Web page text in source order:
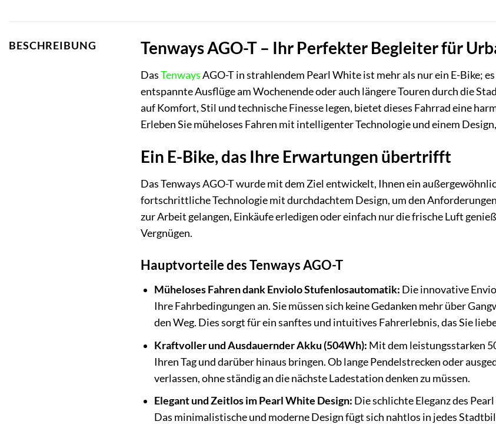
BESCHREIBUNG Tenways AGO-T – Ihr Perfekter Begleiter für
DasTenwaysAGO-T in strahlendem Pearl White ist mehr als nur ein E-Bike;
entspannte Ausflüge am Wochenende oder auch längere Touren durch die
auf Komfort, Stil und technische Finesse legen, bietet dieses Fahrrad eine
Erleben Sie müheloses Fahren mit intelligenter Technologie und einem
Ein E-Bike, das Ihre Erwartungen übertrifft
Das Tenways AGO-T wurde mit dem Ziel entwickelt, Ihnen ein
fortschrittliche Technologie mit durchdachtem Design, um den
zur Arbeit gelangen, Einkäufe erledigen oder einfach nur die frische Luft
Vergnügen.
Hauptvorteile des Tenways AGO-T
Müheloses Fahren dank Enviolo Stufenlosautomatik: Die innovative
Ihre Fahrbedingungen an. Sie müssen sich keine Gedanken mehr über
den Weg. Dies sorgt für ein sanftes und intuitives Fahrerlebnis, das Sie
Kraftvoller und Ausdauernder Akku (504Wh): Mit dem leistungsstarken
Ihren Tag und darüber hinaus bringen. Ob lange Pendelstrecken oder
verlassen, ohne ständig an die nächste Ladestation denken zu müssen.
Elegant und Zeitlos im Pearl White Design: Die schlichte Eleganz des
Das minimalistische und moderne Design fügt sich nahtlos in jedes